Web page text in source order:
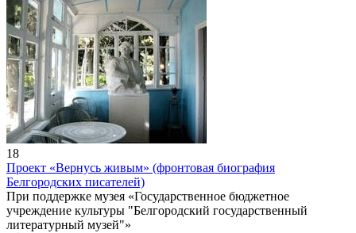
18
Проект «Вернусь живым» (фронтовая биография
Белгородских писателей)
При поддержке музея «Государственное бюджетное
учреждение культуры "Белгородский государственный
литературный музей"»